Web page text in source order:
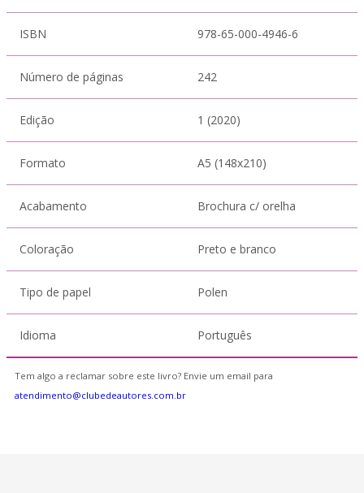
ISBN 978-65-000-4946-6
Número de páginas 242
Edição 1 (2020)
Formato A5 (148x210)
Acabamento Brochura c/ orelha
Coloração Preto e branco
Tipo de papel Polen
Idioma Português
Tem algo a reclamar sobre este livro? Envie um email para
atendimento@clubedeautores.com.br